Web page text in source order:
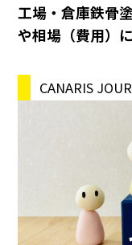
工場・倉庫鉄骨
や相場（費用）
CANARIS